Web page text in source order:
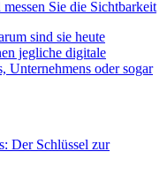
Sie die Sichtbarkeit
sind sie heute
jegliche digitale
Unternehmens oder sogar
Der Schlüssel zur